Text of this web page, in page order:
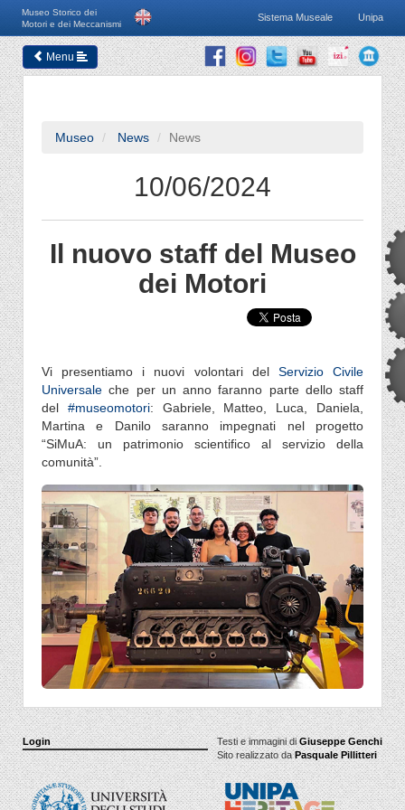
Museo Storico dei
Motori e dei Meccanismi
Unipa
Sistema Museale
Menu
Museo News News
10/06/2024
Il nuovo staff del Museo
dei Motori
Vi presentiamo i nuovi volontari del Servizio Civile
Universale che per un anno faranno parte dello staff
del #museomotori: Gabriele, Matteo, Luca, Daniela,
Martina e Danilo saranno impegnati nel progetto
“SiMuA: un patrimonio scientifico al servizio della
comunità”.
Login Testi e immagini diGiuseppe Genchi
Sito realizzato daPasquale Pillitteri